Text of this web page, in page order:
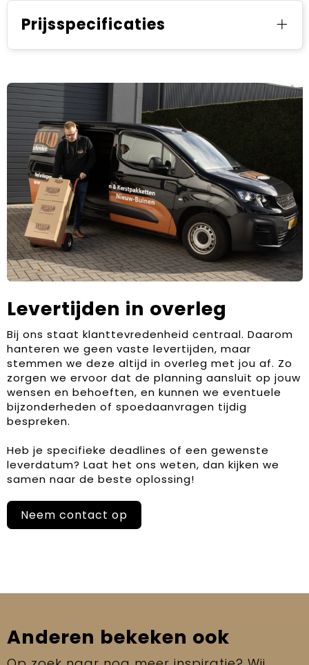
Prijsspecificaties
Levertijden in overleg
Bij ons staat klanttevredenheid centraal. Daarom
hanteren we geen vaste levertijden, maar
stemmen we deze altijd in overleg met jou af. Zo
zorgen we ervoor dat de planning aansluit op jouw
wensen en behoeften, en kunnen we eventuele
bijzonderheden of spoedaanvragen tijdig
bespreken.
Heb je specifieke deadlines of een gewenste
leverdatum? Laat het ons weten, dan kijken we
samen naar de beste oplossing!
Neem contact op
Anderen bekeken ook